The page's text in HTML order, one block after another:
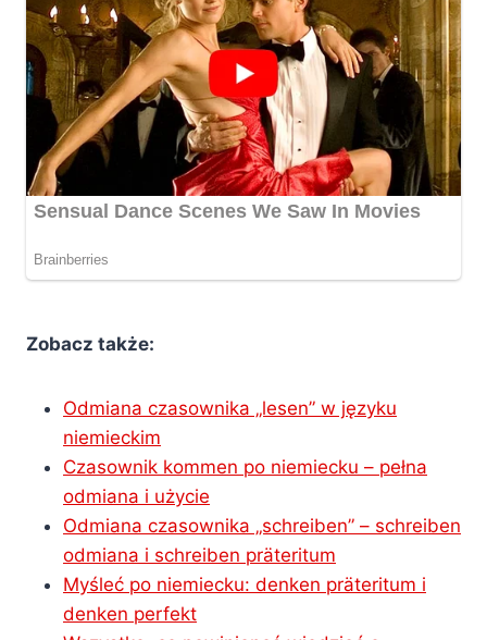
Zobacz także:
Odmiana czasownika „lesen” w języku
niemieckim
Czasownik kommen po niemiecku – pełna
odmiana i użycie
Odmiana czasownika „schreiben” – schreiben
odmiana i schreiben präteritum
Myśleć po niemiecku: denken präteritum i
denken perfekt